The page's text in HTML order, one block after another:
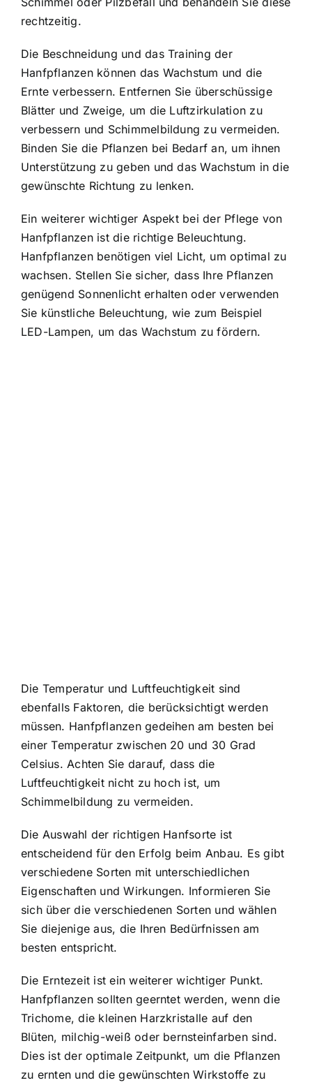
rechtzeitig.
Die Beschneidung und das Training der
Hanfpflanzen können das Wachstum und die
Ernte verbessern. Entfernen Sie überschüssige
Blätter und Zweige, um die Luftzirkulation zu
verbessern und Schimmelbildung zu vermeiden.
Binden Sie die Pflanzen bei Bedarf an, um ihnen
Unterstützung zu geben und das Wachstum in die
gewünschte Richtung zu lenken.
Ein weiterer wichtiger Aspekt bei der Pflege von
Hanfpflanzen ist die richtige Beleuchtung.
Hanfpflanzen benötigen viel Licht, um optimal zu
wachsen. Stellen Sie sicher, dass Ihre Pflanzen
genügend Sonnenlicht erhalten oder verwenden
Sie künstliche Beleuchtung, wie zum Beispiel
LED-Lampen, um das Wachstum zu fördern.
Die Temperatur und Luftfeuchtigkeit sind
ebenfalls Faktoren, die berücksichtigt werden
müssen. Hanfpflanzen gedeihen am besten bei
einer Temperatur zwischen 20 und 30 Grad
Celsius. Achten Sie darauf, dass die
Luftfeuchtigkeit nicht zu hoch ist, um
Schimmelbildung zu vermeiden.
Die Auswahl der richtigen Hanfsorte ist
entscheidend für den Erfolg beim Anbau. Es gibt
verschiedene Sorten mit unterschiedlichen
Eigenschaften und Wirkungen. Informieren Sie
sich über die verschiedenen Sorten und wählen
Sie diejenige aus, die Ihren Bedürfnissen am
besten entspricht.
Die Erntezeit ist ein weiterer wichtiger Punkt.
Hanfpflanzen sollten geerntet werden, wenn die
Trichome, die kleinen Harzkristalle auf den
Blüten, milchig-weiß oder bernsteinfarben sind.
Dies ist der optimale Zeitpunkt, um die Pflanzen
zu ernten und die gewünschten Wirkstoffe zu